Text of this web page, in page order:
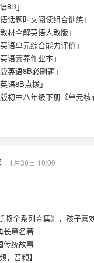
8B」
话题时文阅读组合训练」
材全解英语人教版」
语单元综合能力评价」
语素养作业本」
英语8B必刷题」
语8B点拨」
版初中八年级下册《单元
1月30日 10:00
全系列🈴集》，孩子喜
长篇名著
传统故事
，音频】